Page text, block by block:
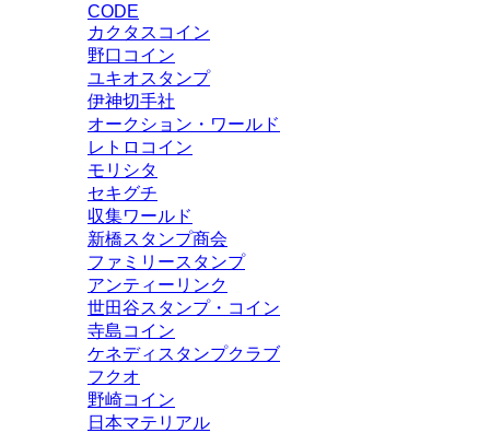
CODE
カクタスコイン
野口コイン
ユキオスタンプ
伊神切手社
オークション・ワールド
レトロコイン
モリシタ
セキグチ
収集ワールド
新橋スタンプ商会
ファミリースタンプ
アンティーリンク
世田谷スタンプ・コイン
寺島コイン
ケネディスタンプクラブ
フクオ
野崎コイン
日本マテリアル